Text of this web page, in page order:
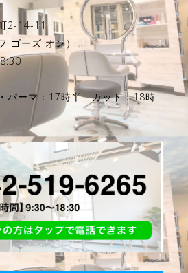
2-14-11
ゴーズ オン）
パーマ：17時半 カット：18時